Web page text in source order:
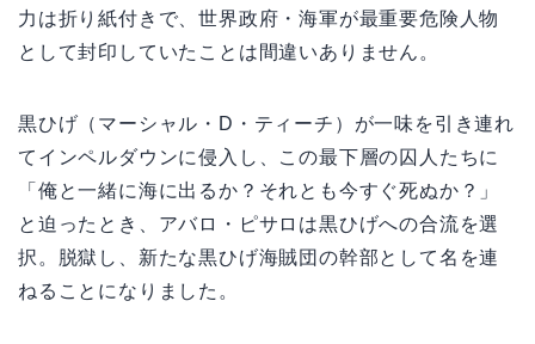
力は折り紙付きで、世界政府・海軍が最重要危険人物
として封印していたことは間違いありません。
黒ひげ（マーシャル・D・ティーチ）が一味を引き連れ
てインペルダウンに侵入し、この最下層の囚人たちに
「俺と一緒に海に出るか？それとも今すぐ死ぬか？」
と迫ったとき、アバロ・ピサロは黒ひげへの合流を選
択。脱獄し、新たな黒ひげ海賊団の幹部として名を連
ねることになりました。